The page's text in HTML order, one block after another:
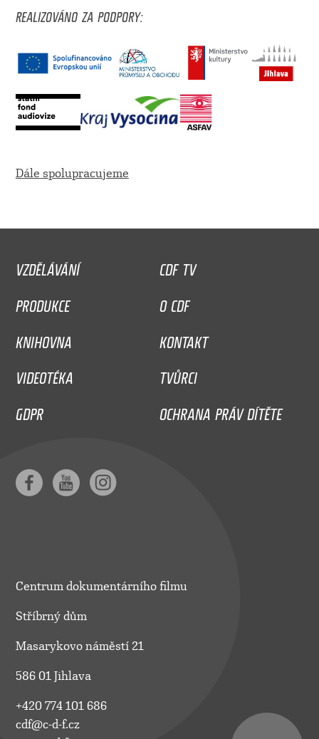
REALIZOVÁNO ZA PODPORY:
Dále spolupracujeme
VZDĚLÁVÁNÍ
CDF TV
PRODUKCE
O CDF
KNIHOVNA
KONTAKT
VIDEOTÉKA
TVŮRCI
GDPR
OCHRANA PRÁV DÍTĚTE
Centrum dokumentárního filmu
Stříbrný dům
Masarykovo náměstí 21
586 01 Jihlava
+420 774 101 686
cdf@c-d-f.cz